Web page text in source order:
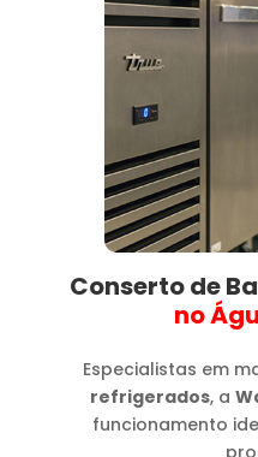
Conserto de
no
Especialistas em
refrigerados, a
funcionamento